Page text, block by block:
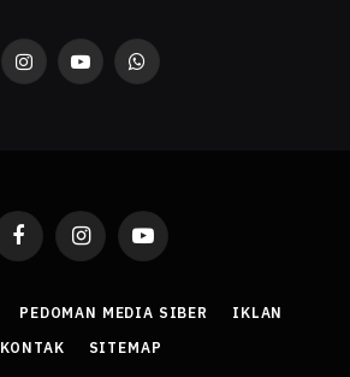
InstagramYouTubeWhatsApp
FacebookInstagramYouTube
PEDOMAN MEDIA SIBER
IKLAN
KONTAK
SITEMAP